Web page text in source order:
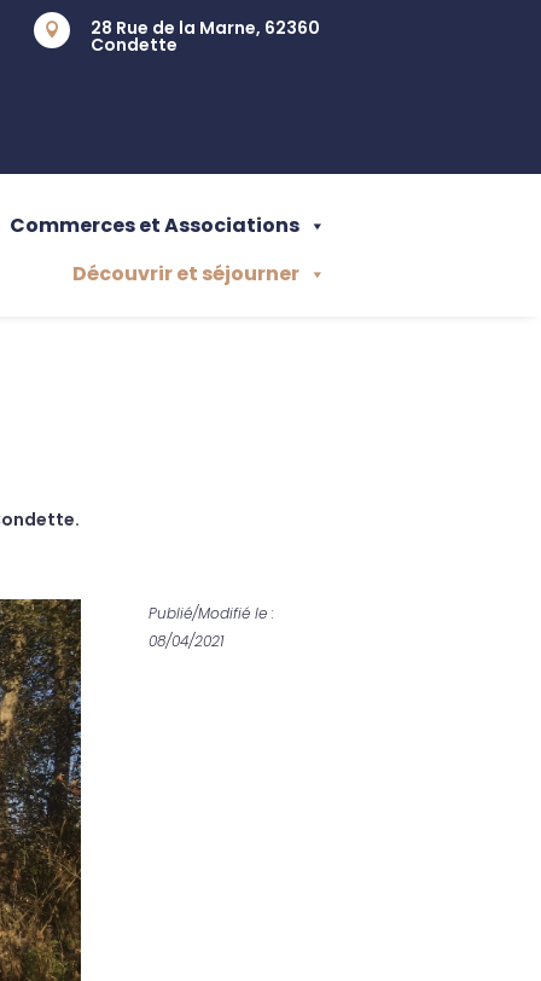
 28 Rue de la Marne, 62360
Condette
Commerces et Associations
Découvrir et séjourner
Publié/Modifié le :
08/04/2021